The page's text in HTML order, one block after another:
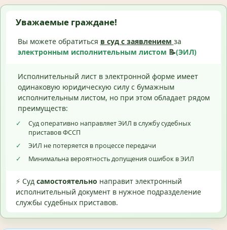
Уважаемые граждане!
Вы можете обратиться в суд с заявлением за
электронным исполнительным листом 📝(ЭИЛ)
Исполнительный лист в электронной форме имеет
одинаковую юридическую силу с бумажным
исполнительным листом, но при этом обладает рядом
преимуществ:
✓
Суд оперативно направляет ЭИЛ в службу судебных
приставов ФССП
✓
ЭИЛ не потеряется в процессе передачи
✓
Минимальна вероятность допущения ошибок в ЭИЛ
⚡ Суд самостоятельно направит электронный
исполнительный документ в нужное подразделение
службы судебных приставов.